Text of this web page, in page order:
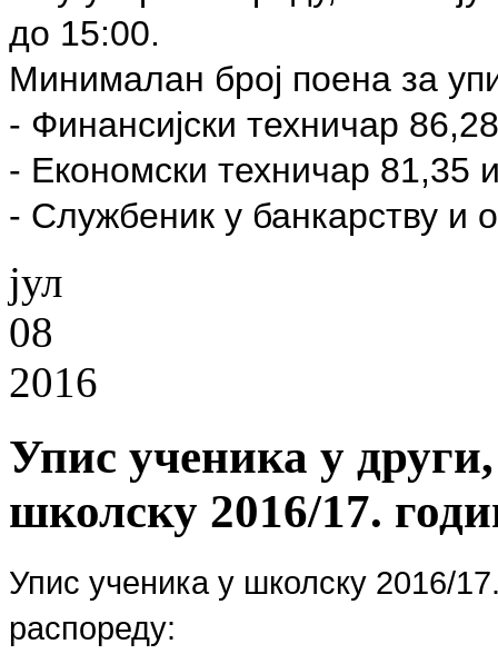
до 15:00.
Минималан број поена за
- Финансијски техничар
- Економски техничар 81,35
- Службеник у банкарству и
јул
08
2016
Упис ученика у
школску 2016/17.
Упис ученика у школску 2016/
распореду: